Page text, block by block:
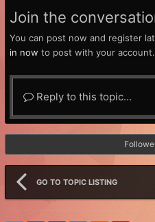
Join the
You can post now and register
in now to post with your account.
Reply to this topic...
GO TO TOPIC LISTING